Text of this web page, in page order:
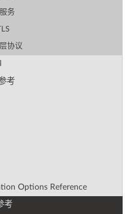
务
协议
考
Options Reference
考